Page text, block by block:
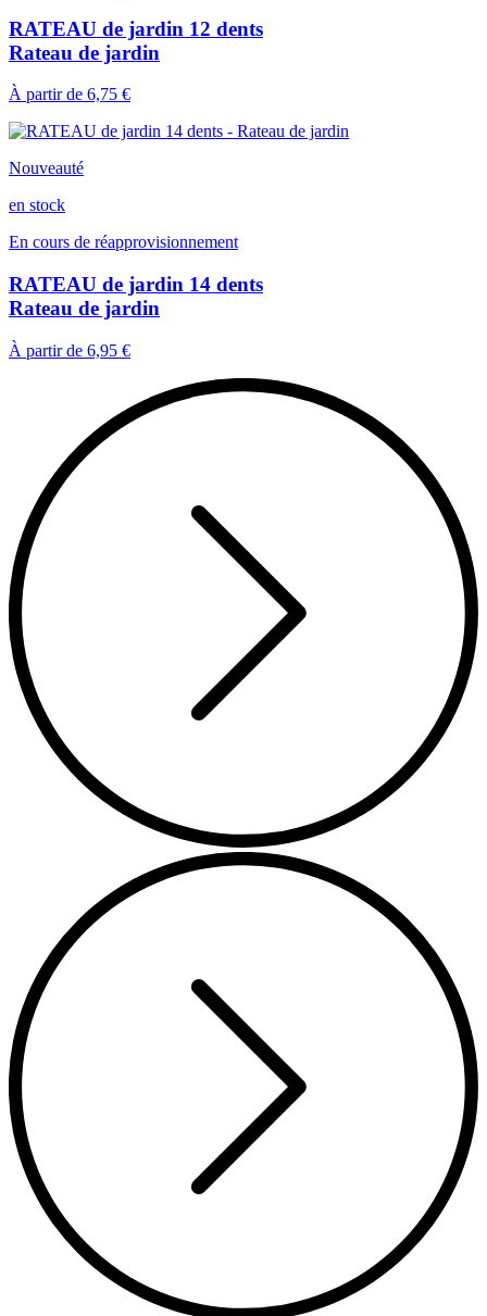
RATEAU de jardin 12 dents
Rateau de jardin
À partir de 6,75 €
Nouveauté
en stock
En cours de réapprovisionnement
RATEAU de jardin 14 dents
Rateau de jardin
À partir de 6,95 €